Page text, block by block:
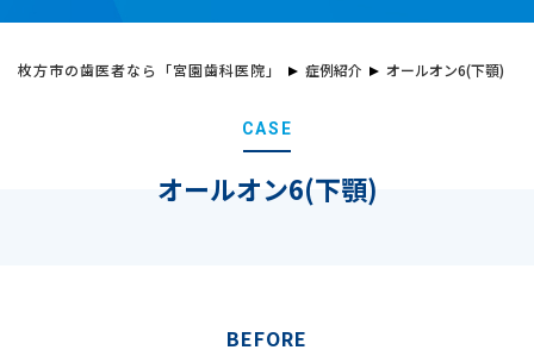
枚方市の歯医者なら「宮園歯科医院」 症例紹介 オールオン6(下顎)
CASE
オールオン6(下顎)
BEFORE